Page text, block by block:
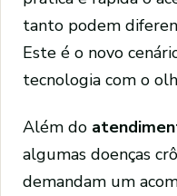
tanto podem
Este é o novo
tecnologia com o
Além do
algumas doenças
demandam um